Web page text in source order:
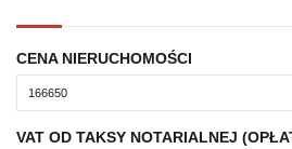
CENA NIERUCHOMOŚCI
VAT OD TAKSY NOTARIALNEJ